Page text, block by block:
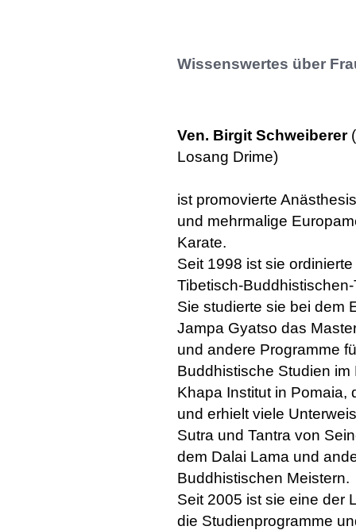
Wissenswertes über
Ven. Birgit Schweiberer
Losang Drime)
ist promovierte
und mehrmalige
Karate.
Seit 1998 ist sie
Tibetisch-
Sie studierte sie bei dem
Jampa Gyatso das
und andere Programme
Buddhistische Studien im
Khapa Institut in Pomaia,
und erhielt viele
Sutra und Tantra von
dem Dalai Lama und
Buddhistischen Meistern.
Seit 2005 ist sie eine der
die Studienprogramme